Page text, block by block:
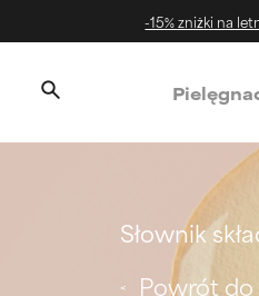
-15% zniżki na
Słownik
Powrót